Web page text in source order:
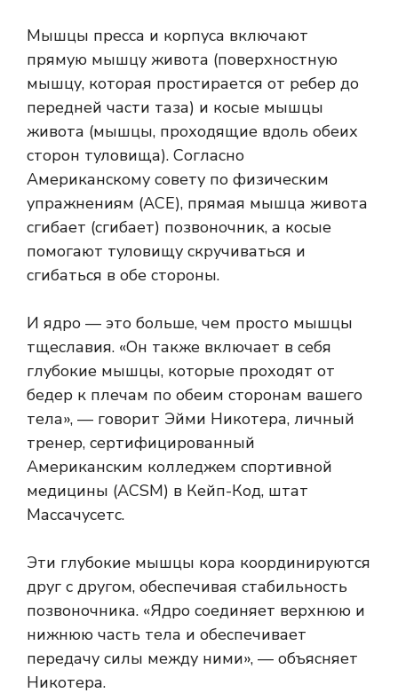
Мышцы пресса и корпуса включают
прямую мышцу живота (поверхностную
мышцу, которая простирается от ребер до
передней части таза) и косые мышцы
живота (мышцы, проходящие вдоль обеих
сторон туловища). Согласно
Американскому совету по физическим
упражнениям (ACE), прямая мышца живота
сгибает (сгибает) позвоночник, а косые
помогают туловищу скручиваться и
сгибаться в обе стороны.
И ядро ​​— это больше, чем просто мышцы
тщеславия. «Он также включает в себя
глубокие мышцы, которые проходят от
бедер к плечам по обеим сторонам вашего
тела», — говорит Эйми Никотера, личный
тренер, сертифицированный
Американским колледжем спортивной
медицины (ACSM) в Кейп-Код, штат
Массачусетс.
Эти глубокие мышцы кора координируются
друг с другом, обеспечивая стабильность
позвоночника. «Ядро соединяет верхнюю и
нижнюю часть тела и обеспечивает
передачу силы между ними», — объясняет
Никотера.